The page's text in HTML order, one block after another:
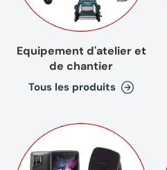
Equipement d'atelier et
de chantier
Tous les produits